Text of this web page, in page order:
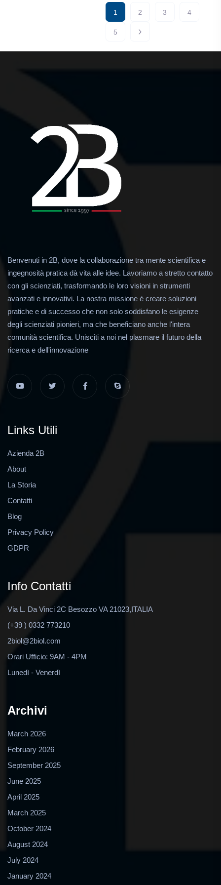
1 2 3 4
5
Benvenuti in 2B, dove la collaborazione tra mente scientifica e
ingegnosità pratica dà vita alle idee. Lavoriamo a stretto contatto
con gli scienziati, trasformando le loro visioni in strumenti
avanzati e innovativi. La nostra missione è creare soluzioni
pratiche e di successo che non solo soddisfano le esigenze
degli scienziati pionieri, ma che beneficiano anche l'intera
comunità scientifica. Unisciti a noi nel plasmare il futuro della
ricerca e dell'innovazione
Links Utili
Azienda 2B
About
La Storia
Contatti
Blog
Privacy Policy
GDPR
Info Contatti
Via L. Da Vinci 2C Besozzo VA 21023,ITALIA
(+39 ) 0332 773210
2biol@2biol.com
Orari Ufficio: 9AM - 4PM
Lunedì - Venerdì
Archivi
March 2026
February 2026
September 2025
June 2025
April 2025
March 2025
October 2024
August 2024
July 2024
January 2024